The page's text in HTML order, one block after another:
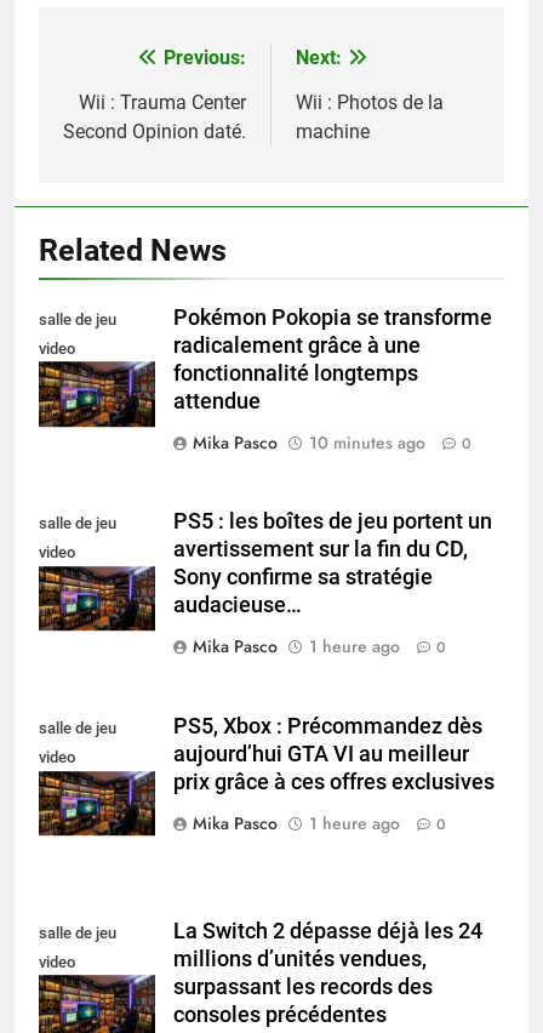
Navigation
de
l’article
Previous:
Wii : Trauma Center
Second Opinion daté.
Next:
Wii : Photos de la
machine
Related News
salle de jeu
video
collectionneur
Pokémon Pokopia se transforme
radicalement grâce à une
fonctionnalité longtemps
attendue
Mika Pasco
10 minutes ago 0
salle de jeu
video
collectionneur
PS5 : les boîtes de jeu portent un
avertissement sur la fin du CD,
Sony confirme sa stratégie
audacieuse…
Mika Pasco
1 heure ago 0
salle de jeu
video
collectionneur
PS5, Xbox : Précommandez dès
aujourd’hui GTA VI au meilleur
prix grâce à ces offres exclusives
Mika Pasco
1 heure ago 0
salle de jeu
video
collectionneur
La Switch 2 dépasse déjà les 24
millions d’unités vendues,
surpassant les records des
consoles précédentes